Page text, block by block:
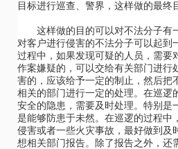
目标进行巡查、警界，这样做的最终
这样做的目的可以对不法分子有
对客户进行侵害的不法分子可以起到
过程中，如果发现可疑的人员，需要
作案嫌疑的，可以交给有关部门进行
害的，应该给予一定的制止，然后把
相关的部门进行一定的处理。在巡逻
安全的隐患，需要及时处理。特别是
是能够防患于未然。在巡逻的过程中
侵害或者一些火灾事故，最好做到及
想相关部门报告。除了报告之外，还